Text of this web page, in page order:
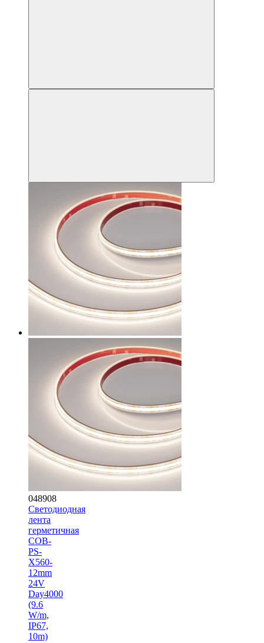
048908
Светодиодная
лента
герметичная
COB-
PS-
X560-
12mm
24V
Day4000
(9.6
W/m,
IP67,
10m)